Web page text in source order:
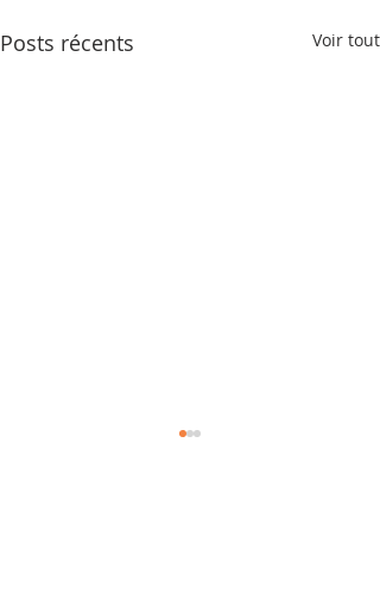
Posts récents Voir tout